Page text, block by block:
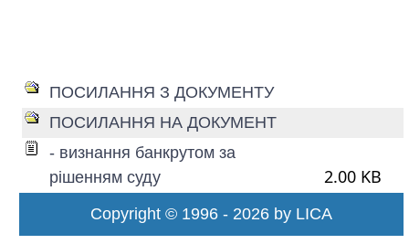
ПОСИЛАННЯ З ДОКУМЕНТУ
ПОСИЛАННЯ НА ДОКУМЕНТ
- визнання банкрутом за
рішенням суду
2.00 KB
Copyright © 1996 - 2026 by LICA